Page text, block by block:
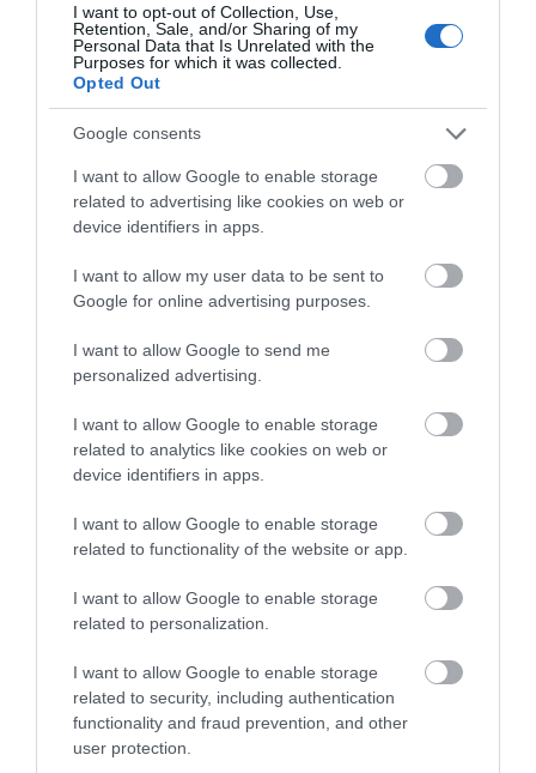
I want to opt-out of Collection, Use,
Retention, Sale, and/or Sharing of my
Personal Data that Is Unrelated with the
Purposes for which it was collected.
Opted Out
Google consents
I want to allow Google to enable storage
related to advertising like cookies on web or
device identifiers in apps.
I want to allow my user data to be sent to
Google for online advertising purposes.
I want to allow Google to send me
personalized advertising.
I want to allow Google to enable storage
related to analytics like cookies on web or
device identifiers in apps.
I want to allow Google to enable storage
related to functionality of the website or app.
I want to allow Google to enable storage
related to personalization.
I want to allow Google to enable storage
related to security, including authentication
functionality and fraud prevention, and other
user protection.
Ρόδος: Έγραψαν 80χρονη για
κράνος!
Θρήνος σε όλη την Εύβοια για τον
επιχειρηματία που έφυγε απο
την ζωή
Κάνεις δεν ξεχνά τι
έζησε η Εύβοια πριν
πέντε χρόνια
της Εύβοιας: Μένουν
κάθε μέρα χωρίς νερό –